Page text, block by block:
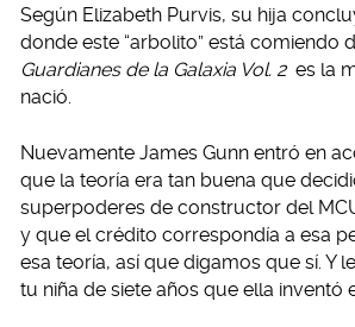
Según Elizabeth Purvis, su hija
donde este “arbolito” está comiendo
Guardianes de la Galaxia Vol. 2 es la
nació.
Nuevamente James Gunn entró en
que la teoría era tan buena que
superpoderes de constructor del
y que el crédito correspondía a esa
esa teoría, así que digamos que sí. Y
tu niña de siete años que ella inventó